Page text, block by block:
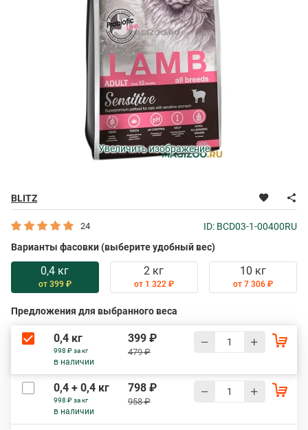
BLITZ
Увеличить изображение
24
ID: BCD03-1-00400RU
Варианты фасовки (выберите удобный вес)
0,4 кг
от 399 ₽
2 кг
от 1 322 ₽
10 кг
от 7 306 ₽
Предложения для выбранного веса
0,4 кг
998 ₽ за кг
в наличии
399 ₽
479 ₽
0,4 + 0,4 кг
998 ₽ за кг
в наличии
798 ₽
958 ₽